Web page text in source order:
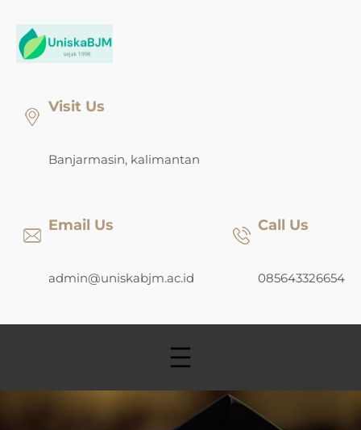
content
Visit Us
Banjarmasin, kalimantan
Email Us
admin@uniskabjm.ac.id
Call Us
085643326654